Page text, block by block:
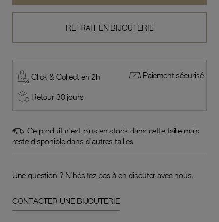
RETRAIT EN BIJOUTERIE
Click & Collect en 2h Paiement sécurisé
Retour 30 jours
Ce produit n'est plus en stock dans cette taille mais
reste disponible dans d'autres tailles
Une question ? N'hésitez pas à en discuter avec nous.
CONTACTER UNE BIJOUTERIE